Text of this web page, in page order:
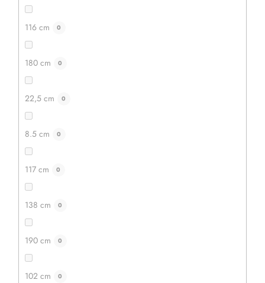
116 cm 0
180 cm 0
22,5 cm 0
8.5 cm 0
117 cm 0
138 cm 0
190 cm 0
102 cm 0